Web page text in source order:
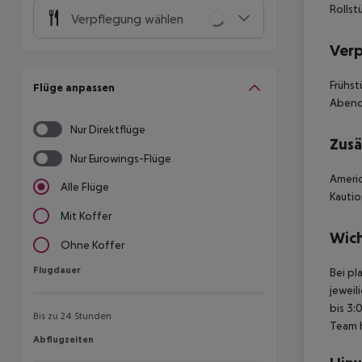
Verpflegung wählen
Flüge anpassen
Nur Direktflüge
Nur Eurowings-Flüge
Alle Flüge
Mit Koffer
Ohne Koffer
Flugdauer
Flugdauer
Bis zu 24 Stunden
Abflugzeiten
Abflugzeiten
Bei
bis
Team